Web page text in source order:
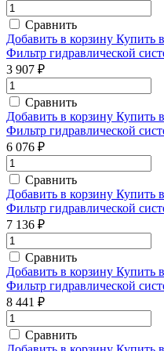
Сравнить
Добавить в корзину Купить
Фильтр гидравлической
3 907 ₽
Сравнить
Добавить в корзину Купить
Фильтр гидравлической
6 076 ₽
Сравнить
Добавить в корзину Купить
Фильтр гидравлической
7 136 ₽
Сравнить
Добавить в корзину Купить
Фильтр гидравлической
8 441 ₽
Сравнить